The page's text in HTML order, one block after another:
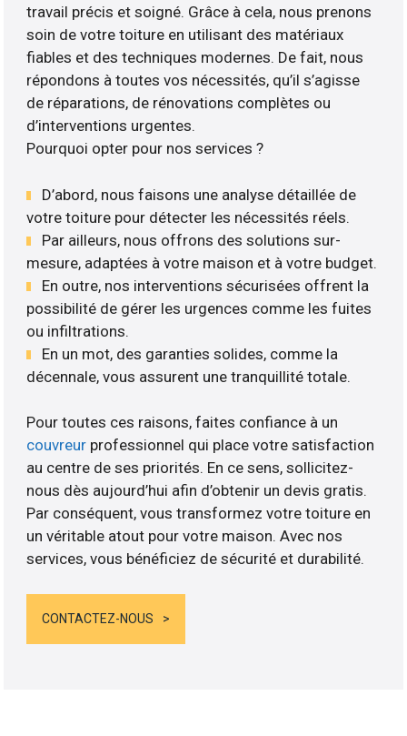
travail précis et soigné. Grâce à cela, nous prenons
soin de votre toiture en utilisant des matériaux
fiables et des techniques modernes. De fait, nous
répondons à toutes vos nécessités, qu’il s’agisse
de réparations, de rénovations complètes ou
d’interventions urgentes.
Pourquoi opter pour nos services ?
D’abord, nous faisons une analyse détaillée de
votre toiture pour détecter les nécessités réels.
Par ailleurs, nous offrons des solutions sur-
mesure, adaptées à votre maison et à votre budget.
En outre, nos interventions sécurisées offrent la
possibilité de gérer les urgences comme les fuites
ou infiltrations.
En un mot, des garanties solides, comme la
décennale, vous assurent une tranquillité totale.
Pour toutes ces raisons, faites confiance à un
couvreur professionnel qui place votre satisfaction
au centre de ses priorités. En ce sens, sollicitez-
nous dès aujourd’hui afin d’obtenir un devis gratis.
Par conséquent, vous transformez votre toiture en
un véritable atout pour votre maison. Avec nos
services, vous bénéficiez de sécurité et durabilité.
CONTACTEZ-NOUS